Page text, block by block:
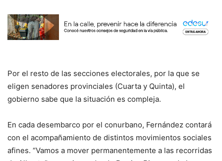
Por el resto de las secciones electorales, por la que se
eligen senadores provinciales (Cuarta y Quinta), el
gobierno sabe que la situación es compleja.
En cada desembarco por el conurbano, Fernández contará
con el acompañamiento de distintos movimientos sociales
afines. “Vamos a mover permanentemente a las recorridas